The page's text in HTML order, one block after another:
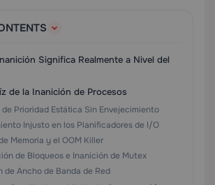
Significa Realmente a Nivel del
de la Inanición de Procesos
de Prioridad Estática Sin Envejecimiento
Injusto en los Planificadores de I/O
Memoria y el OOM Killer
de Bloqueos e Inanición de Mutex
de Ancho de Banda de Red